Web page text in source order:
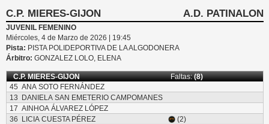
C.P. MIERES-GIJON A.D. PATINALON
JUVENIL FEMENINO
Miércoles, 4 de Marzo de 2026 | 19:45
Pista: PISTA POLIDEPORTIVA DE LA ALGODONERA
Árbitro: GONZALEZ LOLO, ELENA
C.P. MIERES-GIJON Faltas:(8)
45 ANA SOTO FERNÁNDEZ
13
DANIELA SAN EMETERIO CAMPOMANES
17 AINHOA ÁLVAREZ LÓPEZ
36
LICIA CUESTA PÉREZ
(2)